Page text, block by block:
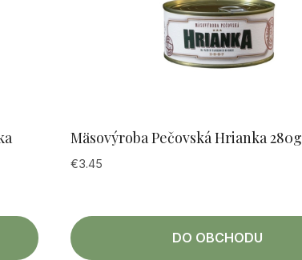
Mäsovýroba Pečovská Hrianka 280g
€3.45
DO OBCHODU